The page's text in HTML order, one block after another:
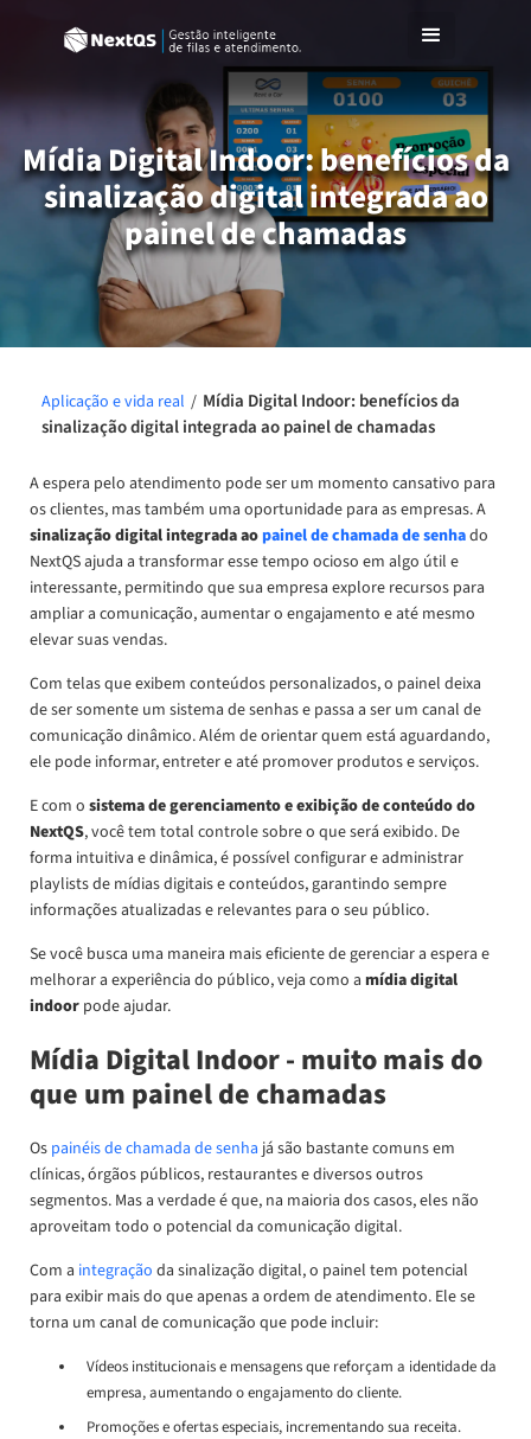
Mídia Digital Indoor: benefícios da
sinalização digital integrada ao
painel de chamadas
Aplicação e vida real / Mídia Digital Indoor: benefícios da
sinalização digital integrada ao painel de chamadas
A espera pelo atendimento pode ser um momento cansativo para
os clientes, mas também uma oportunidade para as empresas. A
sinalização digital integrada aopainel de chamada de senhado
NextQS ajuda a transformar esse tempo ocioso em algo útil e
interessante, permitindo que sua empresa explore recursos para
ampliar a comunicação, aumentar o engajamento e até mesmo
elevar suas vendas.
Com telas que exibem conteúdos personalizados, o painel deixa
de ser somente um sistema de senhas e passa a ser um canal de
comunicação dinâmico. Além de orientar quem está aguardando,
ele pode informar, entreter e até promover produtos e serviços.
E com o sistema de gerenciamento e exibição de conteúdo do
NextQS, você tem total controle sobre o que será exibido. De
forma intuitiva e dinâmica, é possível configurar e administrar
playlists de mídias digitais e conteúdos, garantindo sempre
informações atualizadas e relevantes para o seu público.
Se você busca uma maneira mais eficiente de gerenciar a espera e
melhorar a experiência do público, veja como a mídia digital
indoor pode ajudar.
Mídia Digital Indoor - muito mais do
que um painel de chamadas
Os painéis de chamada de senha já são bastante comuns em
clínicas, órgãos públicos, restaurantes e diversos outros
segmentos. Mas a verdade é que, na maioria dos casos, eles não
aproveitam todo o potencial da comunicação digital.
Com a integração da sinalização digital, o painel tem potencial
para exibir mais do que apenas a ordem de atendimento. Ele se
torna um canal de comunicação que pode incluir:
Vídeos institucionais e mensagens que reforçam a identidade da
empresa, aumentando o engajamento do cliente.
Promoções e ofertas especiais, incrementando sua receita.